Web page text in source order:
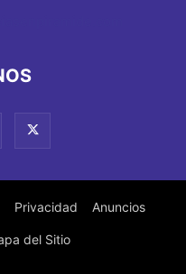
Privacidad Anuncios
del Sitio